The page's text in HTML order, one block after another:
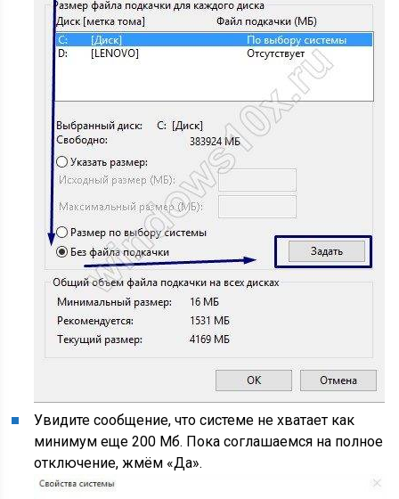
Увидите сообщение, что системе не хватает как
минимум еще 200 Мб. Пока соглашаемся на полное
отключение, жмём «Да».